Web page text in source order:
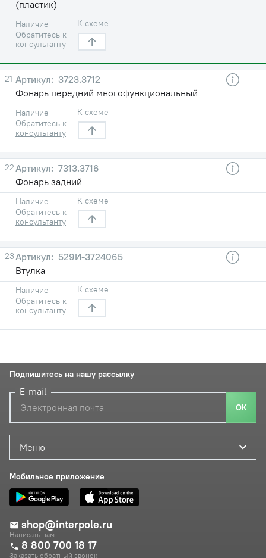
(пластик)
Наличие
Обратитесь к
консультанту
К схеме
21
3723.3712
Фонарь передний многофункциональный
Наличие
Обратитесь к
консультанту
К схеме
22
7313.3716
Фонарь задний
Наличие
Обратитесь к
консультанту
К схеме
23
529И-3724065
Втулка
Наличие
Обратитесь к
консультанту
К схеме
Меню
Мобильное приложение
shop@interpole.ru
Написать нам
8 800 700 18 17
Заказать обратный звонок
Подпишитесь на нашу рассылку
E-mail
ОК